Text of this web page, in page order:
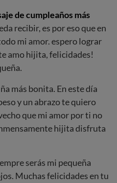
de cumpleaños más
recibir, es por eso que en
mi amor. espero lograr
amo hijita, felicidades!
más bonita. En este día
y un abrazo te quiero
que mi amor por ti no
hijita disfruta
serás mi pequeña
Muchas felicidades en tu